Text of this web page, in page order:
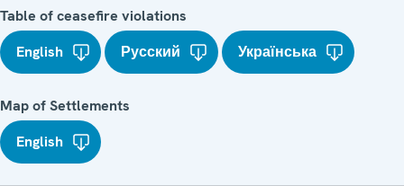
Table of ceasefire violations
English
Русский Українська
Map of Settlements
English